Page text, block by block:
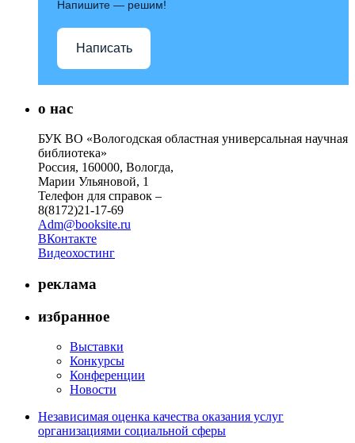
Напишите — решим!
Написать
о нас
БУК ВО «Вологодская областная универсальная научная
библиотека»
Россия, 160000, Вологда,
Марии Ульяновой, 1
Телефон для справок –
8(8172)21-17-69
Adm@booksite.ru
ВКонтакте
Видеохостинг
реклама
избранное
Выставки
Конкурсы
Конференции
Новости
Независимая оценка качества оказания услуг
организациями социальной сферы